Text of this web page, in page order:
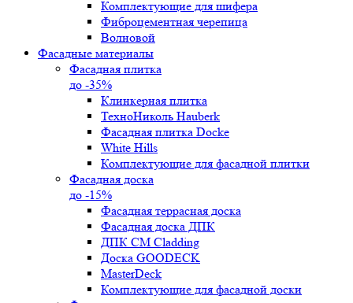
Комплектующие для шифера
Фиброцементная черепица
Волновой
Фасадные материалы
Фасадная плитка
до -35%
Клинкерная плитка
ТехноНиколь Hauberk
Фасадная плитка Docke
White Hills
Комплектующие для фасадной плитки
Фасадная доска
до -15%
Фасадная террасная доска
Фасадная доска ДПК
ДПК CM Cladding
Доска GOODECK
MasterDeck
Комплектующие для фасадной доски